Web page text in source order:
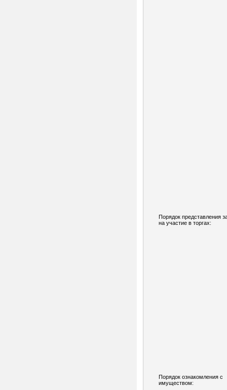
Порядок представления
на участие в торгах:
Порядок ознакомления с
имуществом: